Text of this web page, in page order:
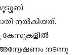
നൽകിയത്.
കേസുകളിൽ
അന്വേഷണം നടന്നു